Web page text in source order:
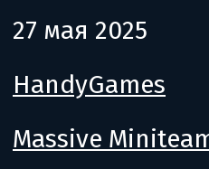
27 мая 2025
HandyGames
Massive